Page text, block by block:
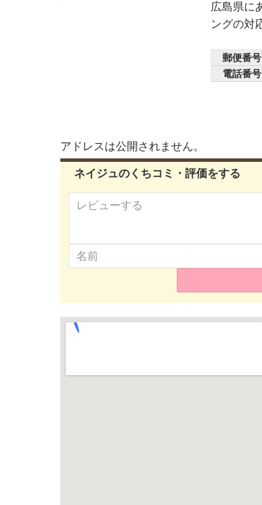
広島県に
ングの対
郵便番号
電話番号
アドレスは公開されません。
ネイジュのくちコミ・評価をする